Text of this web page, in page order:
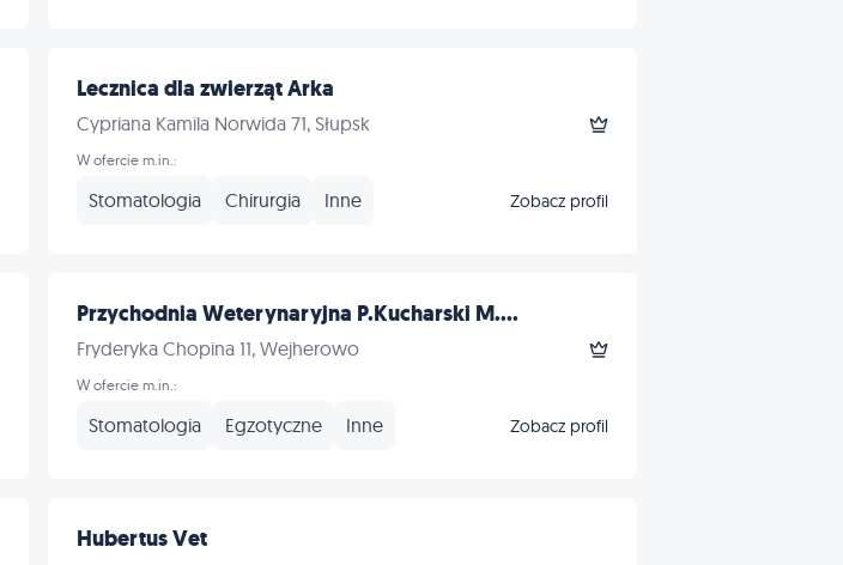
Lecznica dla zwierząt Arka
Cypriana Kamila Norwida 71, Słupsk
W ofercie m.in.:
Stomatologia Chirurgia Inne Zobacz profil
Przychodnia Weterynaryjna P.Kucharski M....
Fryderyka Chopina 11, Wejherowo
W ofercie m.in.:
Stomatologia Egzotyczne Inne Zobacz profil
Hubertus Vet